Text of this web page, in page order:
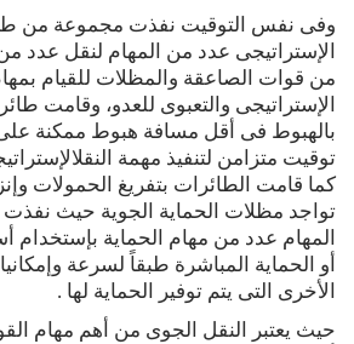
وفى نفس التوقيت نفذت مجموعة من
الإستراتيجى عدد من المهام لنقل عدد
من قوات الصاعقة والمظلات للقيام
الإستراتيجى والتعبوى للعدو، وقامت
توقيت متزامن لتنفيذ مهمة
كما قامت الطائرات بتفريغ الحمولات
تواجد مظلات الحماية الجوية حيث نفذت
المهام عدد من مهام الحماية
أو الحماية المباشرة طبقاً لسرعة
الأخرى التى يتم توفير الحماية لها .
حيث يعتبر النقل الجوى من أهم مهام